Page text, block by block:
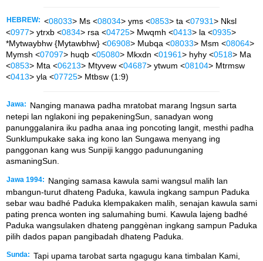
HEBREW: <08033> Ms <08034> yms <0853> ta <07931> Nksl
<0977> ytrxb <0834> rsa <04725> Mwqmh <0413> la <0935>
*Mytwaybhw {Mytawbhw} <06908> Mubqa <08033> Msm <08064>
Mymsh <07097> huqb <05080> Mkxdn <01961> hyhy <0518> Ma
<0853> Mta <06213> Mtyvew <04687> ytwum <08104> Mtrmsw
<0413> yla <07725> Mtbsw (1:9)
Jawa:
Nanging manawa padha mratobat marang Ingsun sarta
netepi lan nglakoni ing pepakeningSun, sanadyan wong
panunggalanira iku padha anaa ing poncoting langit, mesthi padha
Sunklumpukake saka ing kono lan Sungawa menyang ing
panggonan kang wus Sunpiji kanggo padununganing
asmaningSun.
Jawa 1994:
Nanging samasa kawula sami wangsul malih lan
mbangun-turut dhateng Paduka, kawula ingkang sampun Paduka
sebar wau badhé Paduka klempakaken malih, senajan kawula sami
pating prenca wonten ing salumahing bumi. Kawula lajeng badhé
Paduka wangsulaken dhateng panggènan ingkang sampun Paduka
pilih dados papan pangibadah dhateng Paduka.
Sunda: Tapi upama tarobat sarta ngagugu kana timbalan Kami,